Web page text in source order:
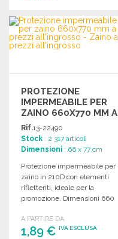
ORDINARE
Richiedi un preventivo
PROTEZIONE
IMPERMEABILE PER
ZAINO 660X770 MM A
PREZZI
ALL'INGROSSO
Rif.13-22490
Stock : 2 317 articoli
Dimensioni : 66 x 77 cm
Protezione impermeabile per
zaino in 210D con elementi
riflettenti, ideale per la
promozione. Dimensioni 660
A PARTIRE DA
1,89 € IVA ESCLUSA